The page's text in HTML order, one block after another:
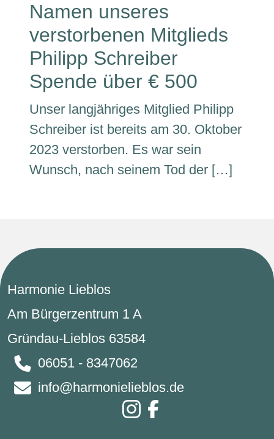
Namen unseres
verstorbenen Mitglieds
Philipp Schreiber
Spende über € 500
Unser langjähriges Mitglied Philipp
Schreiber ist bereits am 30. Oktober
2023 verstorben. Es war sein
Wunsch, nach seinem Tod der […]
Harmonie Lieblos
Am Bürgerzentrum 1 A
Gründau-Lieblos 63584
06051 - 8347062
info@harmonielieblos.de